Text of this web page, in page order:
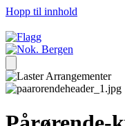
Hopp til innhold